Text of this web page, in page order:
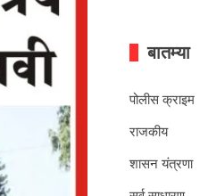
बातम्या
पोलीस क्राइम
राजकीय
शासन यंत्रणा